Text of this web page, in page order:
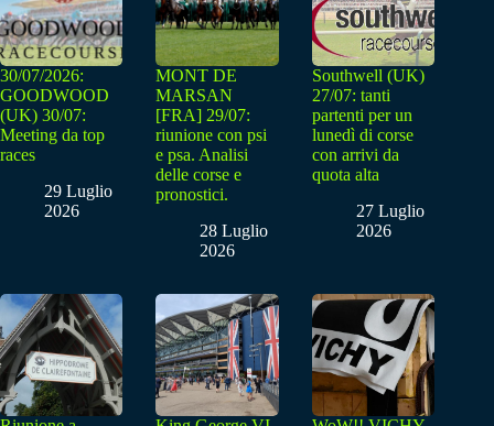
30/07/2026:
GOODWOOD
(UK) 30/07:
Meeting da top
races
29 Luglio
2026
MONT DE
MARSAN
[FRA] 29/07:
riunione con psi
e psa. Analisi
delle corse e
pronostici.
28 Luglio
2026
Southwell (UK)
27/07: tanti
partenti per un
lunedì di corse
con arrivi da
quota alta
27 Luglio
2026